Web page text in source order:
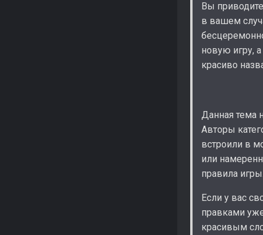
Вы
в вашем
новую игру,
красиво
Данная тема
Авторы
встроили в
или
правила
Если у вас
правками
красивым